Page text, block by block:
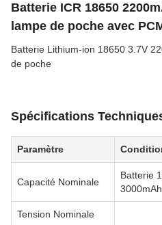
Batterie ICR 18650
lampe de poche avec
Batterie Lithium-ion 18650 3.7V
de poche
Spécifications
Paramètre
Capacité Nominale
Batterie
3000mAh
Tension Nominale